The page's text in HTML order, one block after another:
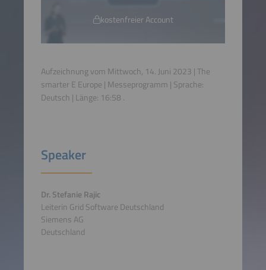
kostenfreier Account
Aufzeichnung vom Mittwoch, 14. Juni 2023 | The
smarter E Europe | Messeprogramm | Sprache:
Deutsch | Länge: 16:58 .
Speaker
Dr. Stefanie Rajic
Leiterin Grid Software Deutschland
Siemens AG
Deutschland